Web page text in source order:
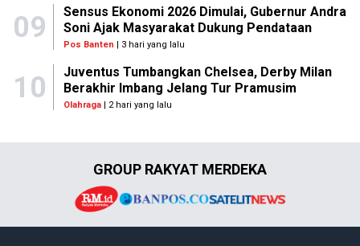
09
Sensus Ekonomi 2026 Dimulai, Gubernur Andra
Soni Ajak Masyarakat Dukung Pendataan
Pos Banten | 3 hari yang lalu
10
Juventus Tumbangkan Chelsea, Derby Milan
Berakhir Imbang Jelang Tur Pramusim
Olahraga| 2 hari yang lalu
GROUP RAKYAT MERDEKA